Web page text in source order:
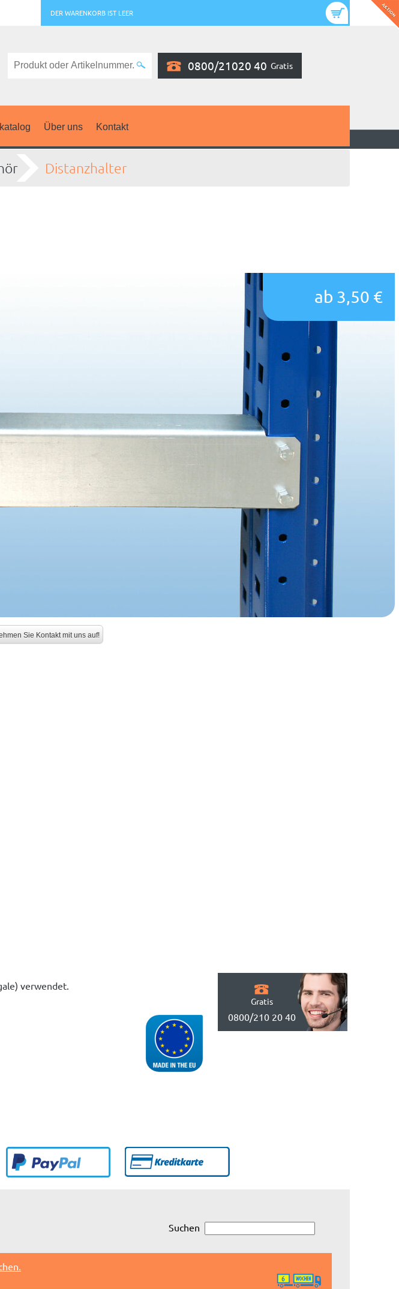
DER WARENKORB IST LEER
0800/21020 40 Gratis
Über uns Kontakt
Distanzhalter
ab 3,50 €
Sie Kontakt mit uns auf!
verwendet.
Gratis
0800/210 20 40
Suchen